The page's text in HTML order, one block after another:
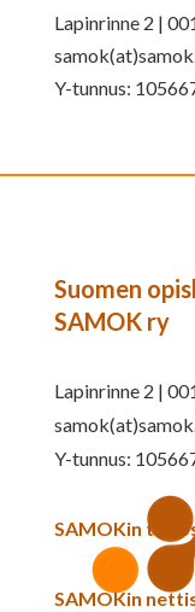
Lapinrinne 2 |
Y-tunnus:
Suomen
SAMOK ry
Lapinrinne 2 |
Y-tunnus:
SAMOKin
SAMOKin